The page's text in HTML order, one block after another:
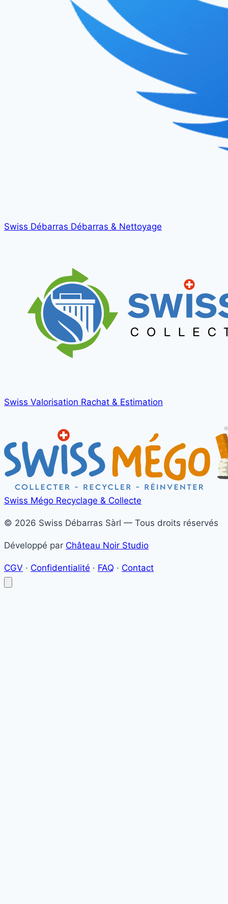
Swiss Débarras Débarras & Nettoyage
Swiss Valorisation Rachat & Estimation
Swiss Mégo Recyclage & Collecte
© 2026 Swiss Débarras Sàrl — Tous droits réservés
Développé par Château Noir Studio
CGV · Confidentialité · FAQ · Contact